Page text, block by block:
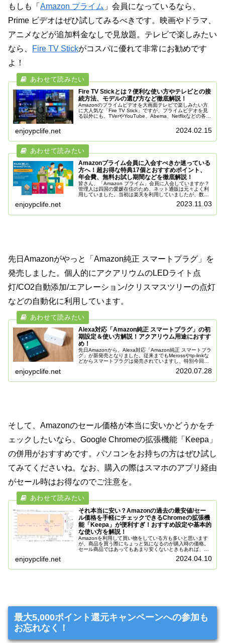
もしも「 Amazon プライム 」会員になっているなら、
Prime ビデオはぜひ試してみるべきです。映画やドラマ、
アニメなどが追加料金なしで見放題。テレビで楽しみたい
なら、
Fire TV Stickがコスパに優れて非常にお勧めです
よ！
Fire TV Stickとは？便利な使い方やテレビとの接
続方法、モデルの選び方など徹底解説！
Amazonのプライムビデオを大画面テレビで楽しみたい方
に大人気な「Fire TV Stick」ですが、プライムビデオを見
る以外にも、TVerやYouTube、Abema、Netflixなどの各種
enjoypclife.net 2024.02.15
Amazonプライム会員に入会すべきか迷っている
方へ！超お得な特典17個とおすすめポイント、
年会費、無料お試し期間などを徹底解説！
皆さん、「Amazon プライム」会員に入会していますか？
管理人は四国の愛媛在住のため、ネット通販は元々よく利
用していました。当初は楽天を利用していましたが、数年
enjoypclife.net 2023.11.03
先日Amazonがやっと「Amazon純正 スマートプラグ」を
発売しました。個人的にアクアリウムのLEDライト点
灯/CO2自動添加/エアレーション/クリスマスツリーの点灯
などの自動化に利用しています。
Alexa対応「Amazon純正 スマートプラグ」の初
期設定＆使い方解説！アクアリウム用途におすす
め！
先日Amazonから、Alexa対応「Amazon純正 スマートプラ
グ」が新発売となりました。従来までもMerossやtp-linkな
どからスマートプラグは発売されていますし、特別今回の
enjoypclife.net 2020.07.28
そして、Amazonのセール価格が本当に安いかどうかをチ
ェックしたいなら、Google Chromeの拡張機能「Keepa」
の併用がおすすめです。パソコンをお持ちの方はぜひ試し
てみてくださいね。なお、購入の際はスマホのアプリ経由
がセール時はお得なのでご注意を。
それ本当に安い？Amazonの過去の最安値/セー
ル価格を手軽にチェックできるChromeの拡張機
能「Keepa」が便利すぎ！おすすめ設定や基本的
な使い方を解説！
Amazonを利用して買い物をしている方も多いと思います
が、商品を買う際にちょっと気になるのが購入時の価格。
セール商品ではあってもあまり安くないときもあれば、以
enjoypclife.net 2024.04.10
最大5,000ポイント還元キャンペーンへの参加も
お忘れなく！